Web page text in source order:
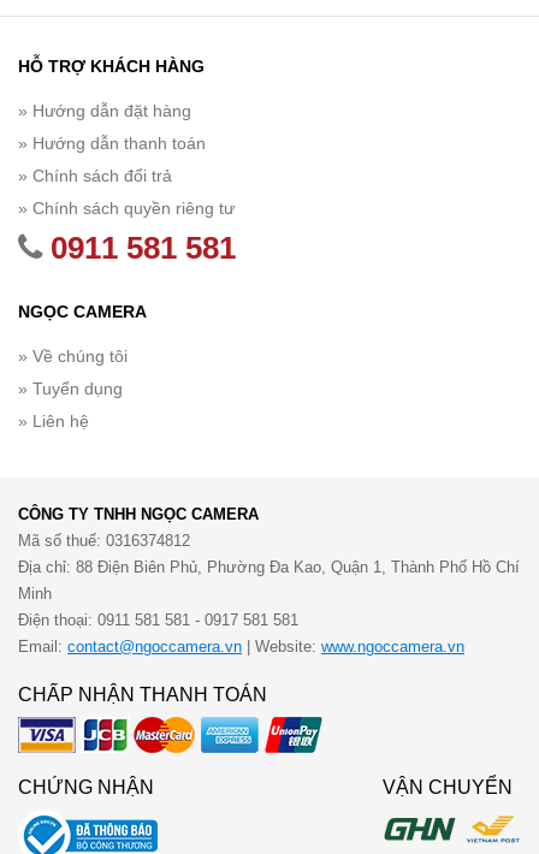
HỖ TRỢ KHÁCH HÀNG
» Hướng dẫn đặt hàng
» Hướng dẫn thanh toán
» Chính sách đổi trả
» Chính sách quyền riêng tư
0911 581 581
NGỌC CAMERA
» Về chúng tôi
» Tuyển dụng
» Liên hệ
CÔNG TY TNHH NGỌC CAMERA
Mã số thuế: 0316374812
Địa chỉ: 88 Điện Biên Phủ, Phường Đa Kao, Quận 1, Thành Phố Hồ Chí
Minh
Điện thoại: 0911 581 581 - 0917 581 581
Email: contact@ngoccamera.vn | Website: www.ngoccamera.vn
CHẤP NHẬN THANH TOÁN
VẬN CHUYỂN
CHỨNG NHẬN